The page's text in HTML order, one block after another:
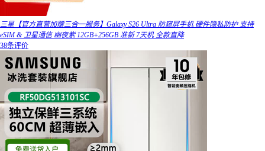
三星【官方直营加赠三合一服务】Galaxy S26 Ultra 防窥屏手机 硬件隐私防护 支持
eSIM & 卫星通信 幽夜紫 12GB+256GB 准新 7天机 全款直降
38条评价